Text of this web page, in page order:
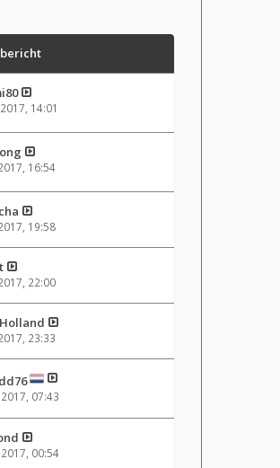
14:01
16:54
19:58
22:00
23:33
07:43
00:54